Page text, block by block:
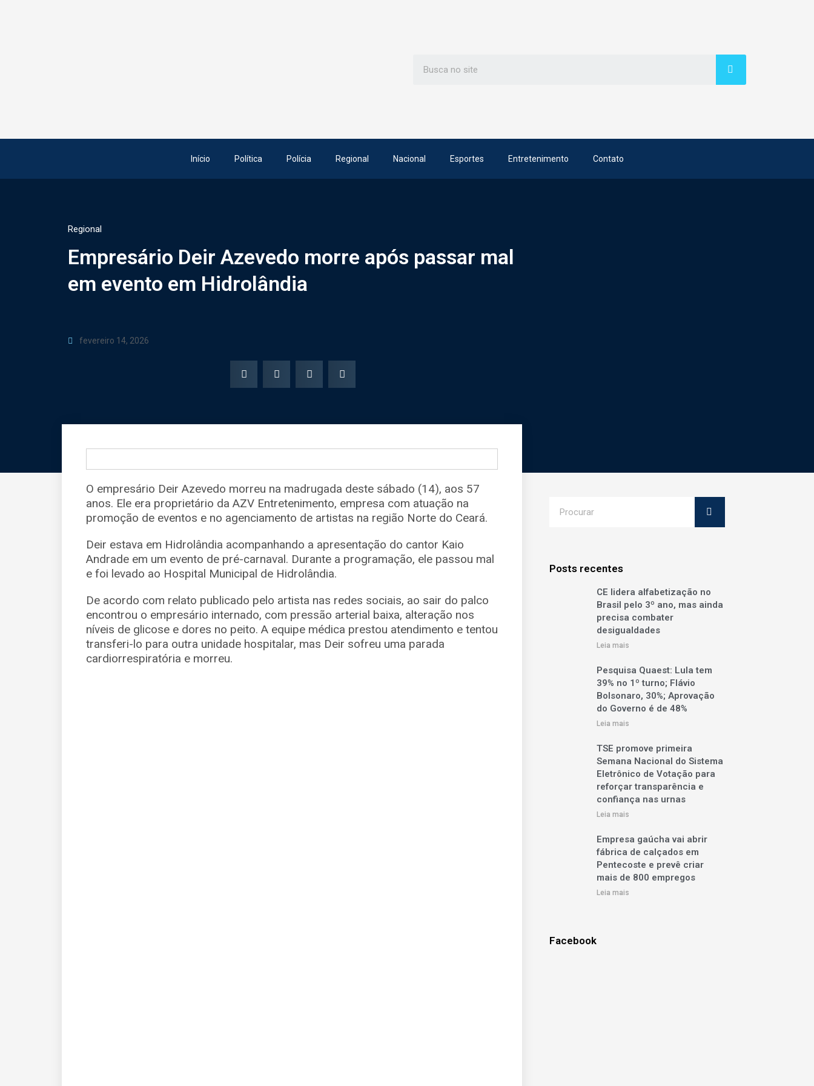
Início Política Polícia Regional Nacional Esportes Entretenimento Contato
Regional
Empresário Deir Azevedo morre após passar mal
em evento em Hidrolândia
fevereiro 14, 2026
O empresário Deir Azevedo morreu na madrugada deste sábado (14), aos 57
anos. Ele era proprietário da AZV Entretenimento, empresa com atuação na
promoção de eventos e no agenciamento de artistas na região Norte do Ceará.
Deir estava em Hidrolândia acompanhando a apresentação do cantor Kaio
Andrade em um evento de pré-carnaval. Durante a programação, ele passou mal
e foi levado ao Hospital Municipal de Hidrolândia.
De acordo com relato publicado pelo artista nas redes sociais, ao sair do palco
encontrou o empresário internado, com pressão arterial baixa, alteração nos
níveis de glicose e dores no peito. A equipe médica prestou atendimento e tentou
transferi-lo para outra unidade hospitalar, mas Deir sofreu uma parada
cardiorrespiratória e morreu.
Posts recentes
CE lidera alfabetização no
Brasil pelo 3º ano, mas ainda
precisa combater
desigualdades
Leia mais
Pesquisa Quaest: Lula tem
39% no 1º turno; Flávio
Bolsonaro, 30%; Aprovação
do Governo é de 48%
Leia mais
TSE promove primeira
Semana Nacional do Sistema
Eletrônico de Votação para
reforçar transparência e
confiança nas urnas
Leia mais
Empresa gaúcha vai abrir
fábrica de calçados em
Pentecoste e prevê criar
mais de 800 empregos
Leia mais
Facebook